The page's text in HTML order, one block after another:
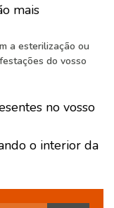
mais
a esterilização ou
do vosso
no vosso
o interior da